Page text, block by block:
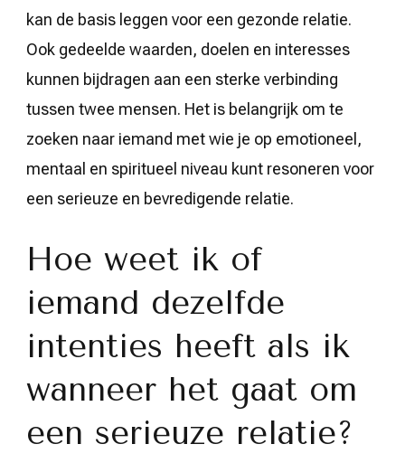
kan de basis leggen voor een gezonde relatie.
Ook gedeelde waarden, doelen en interesses
kunnen bijdragen aan een sterke verbinding
tussen twee mensen. Het is belangrijk om te
zoeken naar iemand met wie je op emotioneel,
mentaal en spiritueel niveau kunt resoneren voor
een serieuze en bevredigende relatie.
Hoe weet ik of
iemand dezelfde
intenties heeft als ik
wanneer het gaat om
een serieuze relatie?